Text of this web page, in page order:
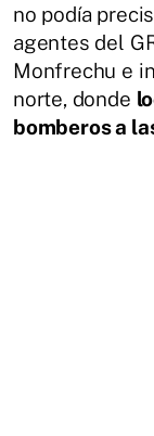
no podía
agentes del
Monfrechu e
norte, donde
bomberos a